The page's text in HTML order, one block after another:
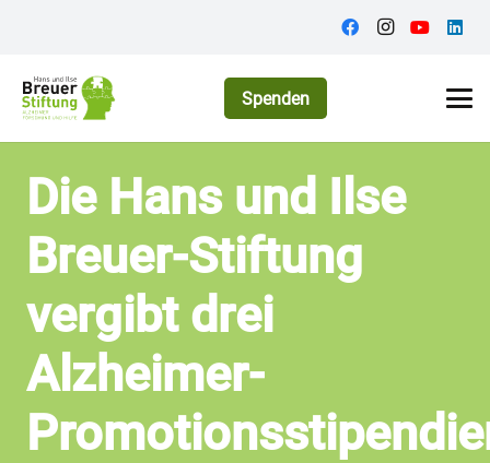
Spenden
Die Hans und Ilse
Breuer-Stiftung
vergibt drei
Alzheimer-